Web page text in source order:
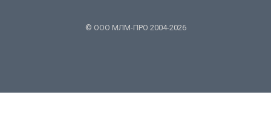
© ООО МЛМ-ПРО 2004-2026